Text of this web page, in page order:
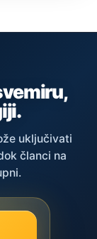
uključivati
članci na